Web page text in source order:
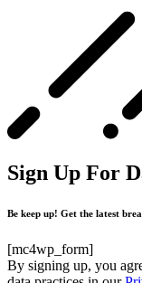
Sign Up For
Be keep up! Get the latest
[mc4wp_form]
By signing up, you